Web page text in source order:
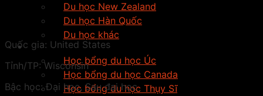
Du học New Zealand
Du học Hàn Quốc
Du học khác
Học bổng
Học bổng du học Úc
Học bổng du học Canada
Học bổng du học Thụy Sĩ
Quốc gia: United States
Tỉnh/TP:Wisconsin
Bậc học:Đại học, Sau đại học